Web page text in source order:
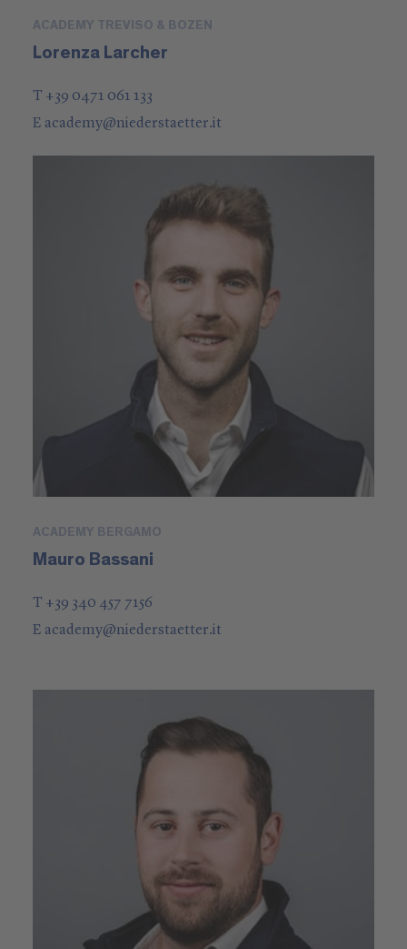
ACADEMY TREVISO & BOZEN
Lorenza Larcher
T +39 0471 061 133
E academy@niederstaetter.it
ACADEMY BERGAMO
Mauro Bassani
T +39 340 457 7156
E academy@niederstaetter.it